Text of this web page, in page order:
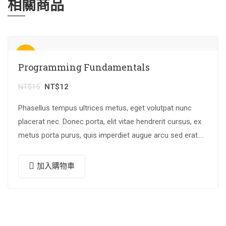
相關商品
Programming Fundamentals
NT$15 NT$12
Phasellus tempus ultrices metus, eget volutpat nunc
placerat nec. Donec porta, elit vitae hendrerit cursus, ex
metus porta purus, quis imperdiet augue arcu sed erat.
加入購物車